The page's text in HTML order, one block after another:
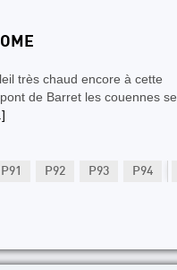
très chaud encore à cette
de Barret les couennes se
P91 P92 P93 P94